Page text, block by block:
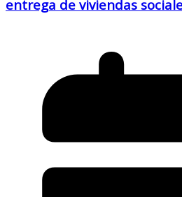
entrega de viviendas